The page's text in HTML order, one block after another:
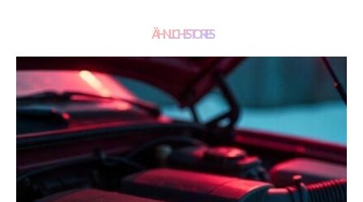
ÄHNLICHE STORIES